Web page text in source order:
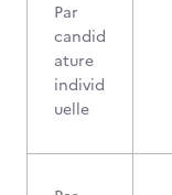
Par
candid
ature
individ
uelle